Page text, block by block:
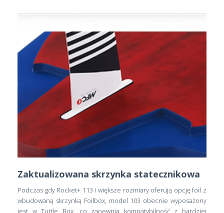
Zaktualizowana skrzynka statecznikowa
Podczas gdy Rocket+ 113 i większe rozmiary oferują opcję foil z
wbudowaną skrzynką Foilbox, model 103 obecnie wyposażony
jest w Tuttle Box, co zapewnia kompatybilność z bardziej